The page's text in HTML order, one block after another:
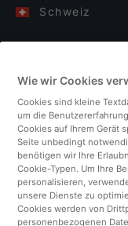
Schweiz
Italien
Finnland
Vereinigtes
Türkei
Wie wir Cookies
Cookies sind kleine
um die
Cookies auf Ihrem Gerät
Seite unbedingt
benötigen wir Ihre
Cookie-Typen. Um Ihre
personalisieren,
unsere Dienste zu
Cookies werden von
personenbezogenen